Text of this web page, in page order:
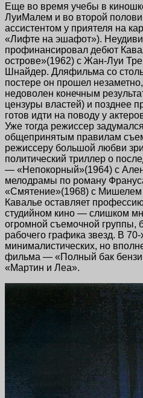
Еще во время учебы в
ЛуиМалем и во второй
ассистентом у приятеля на
«Лифте на эшафот»).
профинансировал дебют
острове»(1962) с Жан-Луи
Шнайдер. Дляфильма со
постере он прошел
недоволен конечным
цензуры властей) и позднее
готов идти на поводу у
Уже тогда режиссер
общепринятым правилам
режиссеру большой любви
политический триллер о
— «Непокорный»(1964) с
мелодрамы по роману
«Смятение»(1968) с Мишелем
Кавалье оставляет
студийном кино — слишком
огромной съемочной группы,
рабочего графика звезд. В 70-
минималистических, но
фильма — «Полный бак
«Мартин и Леа».